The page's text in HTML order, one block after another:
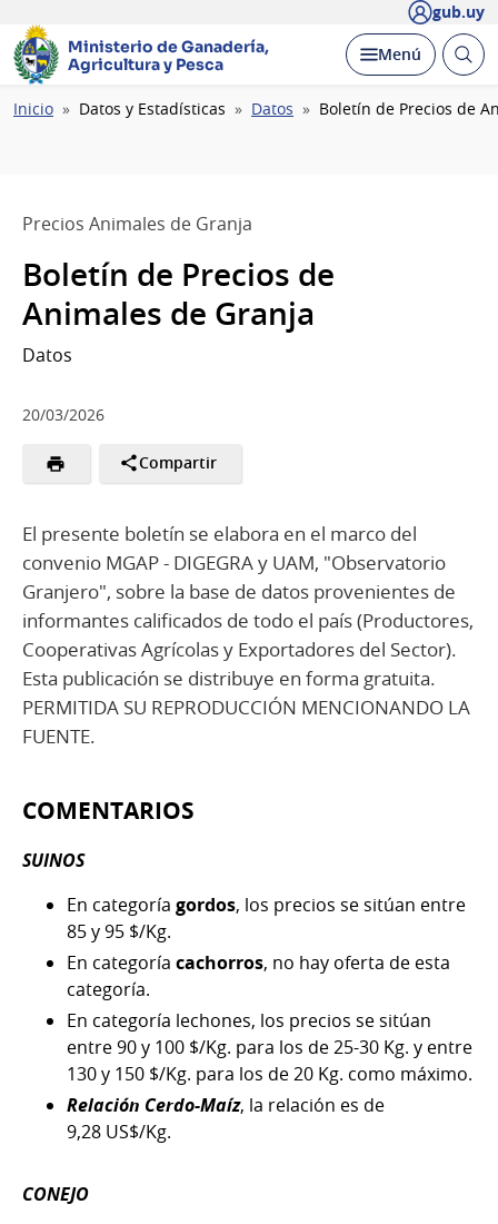
gub.uy
Ministerio de Ganadería,
Agricultura y Pesca
Desplegar
Menú Abrir
Ruta
Inicio Datos y Estadísticas Datos Boletín de Precios de
Precios Animales de Granja
Boletín de Precios de
Animales de Granja
Datos
20/03/2026
Compartir
El presente boletín se elabora en el marco del
convenio MGAP - DIGEGRA y UAM, "Observatorio
Granjero", sobre la base de datos provenientes de
informantes calificados de todo el país (Productores,
Cooperativas Agrícolas y Exportadores del Sector).
Esta publicación se distribuye en forma gratuita.
PERMITIDA SU REPRODUCCIÓN MENCIONANDO LA
FUENTE.
COMENTARIOS
SUINOS
En categoría gordos, los precios se sitúan entre
85 y 95 $/Kg.
En categoría cachorros, no hay oferta de esta
categoría.
En categoría lechones, los precios se sitúan
entre 90 y 100 $/Kg. para los de 25-30 Kg. y entre
130 y 150 $/Kg. para los de 20 Kg. como máximo.
Relación Cerdo-Maíz, la relación es de
9,28 US$/Kg.
CONEJO